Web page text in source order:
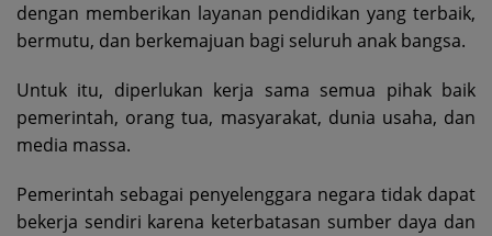
dengan memberikan layanan pendidikan yang terbaik,
bermutu, dan berkemajuan bagi seluruh anak bangsa.
Untuk itu, diperlukan kerja sama semua pihak baik
pemerintah, orang tua, masyarakat, dunia usaha, dan
media massa.
Pemerintah sebagai penyelenggara negara tidak dapat
bekerja sendiri karena keterbatasan sumber daya dan